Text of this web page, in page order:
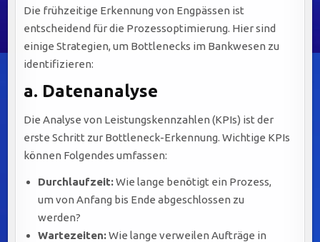
Die frühzeitige Erkennung von Engpässen ist
entscheidend für die Prozessoptimierung. Hier sind
einige Strategien, um Bottlenecks im Bankwesen zu
identifizieren:
a. Datenanalyse
Die Analyse von Leistungskennzahlen (KPIs) ist der
erste Schritt zur Bottleneck-Erkennung. Wichtige KPIs
können Folgendes umfassen:
Durchlaufzeit:Wie lange benötigt ein Prozess,
um von Anfang bis Ende abgeschlossen zu
werden?
Wartezeiten:Wie lange verweilen Aufträge in